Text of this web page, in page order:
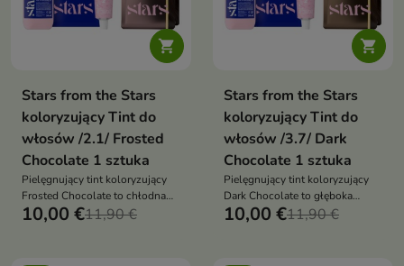

Stars from the Stars
koloryzujący Tint do
włosów /2.1/ Frosted
Chocolate 1 sztuka
Pielęgnujący tint koloryzujący
Frosted Chocolate to chłodna
koloryzacja, która nadaje
10,00 €11,90 €

Stars from the Stars
koloryzujący Tint do
włosów /3.7/ Dark
Chocolate 1 sztuka
Pielęgnujący tint koloryzujący
Dark Chocolate to głęboka
koloryzacja, która nadaje
10,00 €11,90 €